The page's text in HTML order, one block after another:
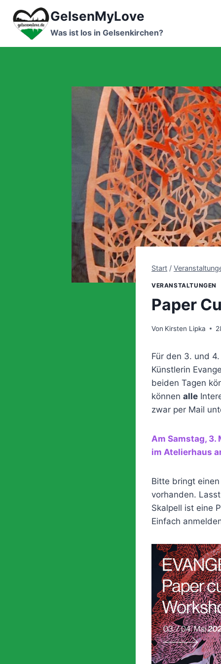
Inhalt
springen
GelsenMyLove
Was ist los in Gelsenkirchen?
Start /
VERANSTALTUNGEN
Paper
Von Kirsten Lipka
Für den 3. und
Künstlerin
beiden Tagen
können alle
zwar per Mail
Am Samstag, 3.
im Atelierhaus
Bitte bringt
vorhanden.
Skalpell ist eine
Einfach